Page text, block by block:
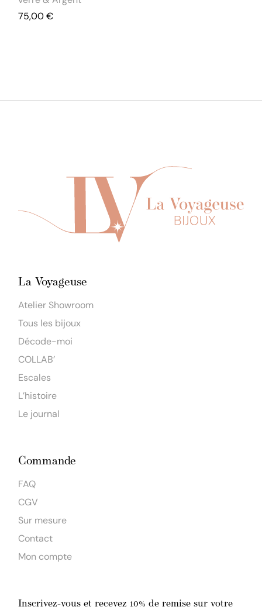
75,00€
La Voyageuse
Atelier Showroom
Tous les bijoux
Décode-moi
COLLAB’
Escales
L’histoire
Le journal
Commande
FAQ
CGV
Sur mesure
Contact
Mon compte
Inscrivez-vous et recevez 10% de remise sur votre